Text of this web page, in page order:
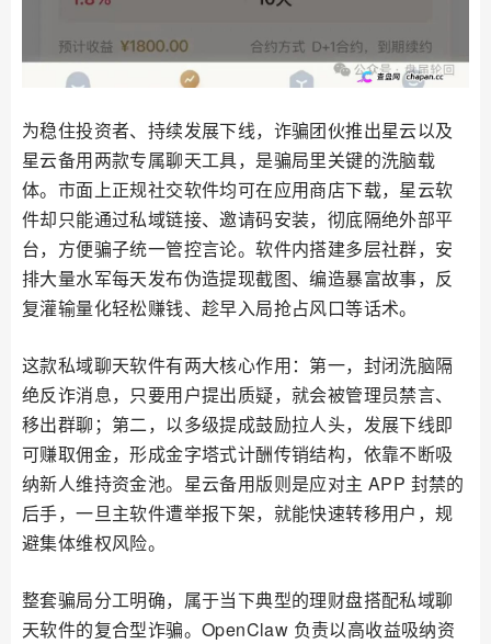
为稳住投资者、持续发展下线，诈骗团伙推出星云以及
星云备用两款专属聊天工具，是骗局里关键的洗脑载
体。市面上正规社交软件均可在应用商店下载，星云软
件却只能通过私域链接、邀请码安装，彻底隔绝外部平
台，方便骗子统一管控言论。软件内搭建多层社群，安
排大量水军每天发布伪造提现截图、编造暴富故事，反
复灌输量化轻松赚钱、趁早入局抢占风口等话术。
这款私域聊天软件有两大核心作用：第一，封闭洗脑隔
绝反诈消息，只要用户提出质疑，就会被管理员禁言、
移出群聊；第二，以多级提成鼓励拉人头，发展下线即
可赚取佣金，形成金字塔式计酬传销结构，依靠不断吸
纳新人维持资金池。星云备用版则是应对主 APP 封禁的
后手，一旦主软件遭举报下架，就能快速转移用户，规
避集体维权风险。
整套骗局分工明确，属于当下典型的理财盘搭配私域聊
天软件的复合型诈骗。OpenClaw 负责以高收益吸纳资